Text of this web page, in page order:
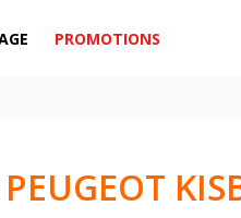
PROMOTIONS
PEUGEOT